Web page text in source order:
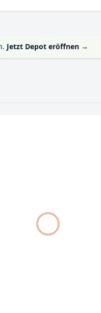
Jetzt Depot eröffnen →